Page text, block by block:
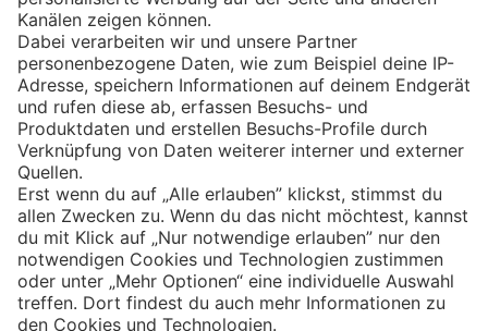
Eishockey